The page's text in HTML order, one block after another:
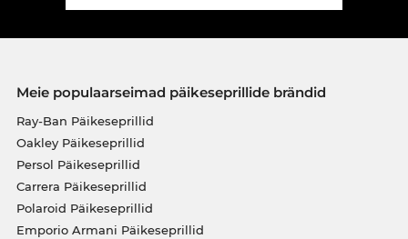
Meie populaarseimad päikeseprillide brändid
Ray-Ban Päikeseprillid
Oakley Päikeseprillid
Persol Päikeseprillid
Carrera Päikeseprillid
Polaroid Päikeseprillid
Emporio Armani Päikeseprillid